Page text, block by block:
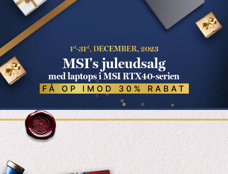
1st-31st, DECEMBER, 2023
MSI's juleudsalg
med laptops i MSI RTX40-serien
FÅ OP IMOD 30% RABAT